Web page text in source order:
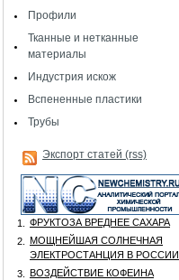
Профили
Тканные и нетканные
материалы
Индустрия искож
Вспененные пластики
Трубы
Экспорт статей (rss)
1.
ФРУКТОЗА ВРЕДНЕЕ САХАРА
2.
МОЩНЕЙШАЯ СОЛНЕЧНАЯ
ЭЛЕКТРОСТАНЦИЯ В РОССИИ
3.
ВОЗДЕЙСТВИЕ КОФЕИНА